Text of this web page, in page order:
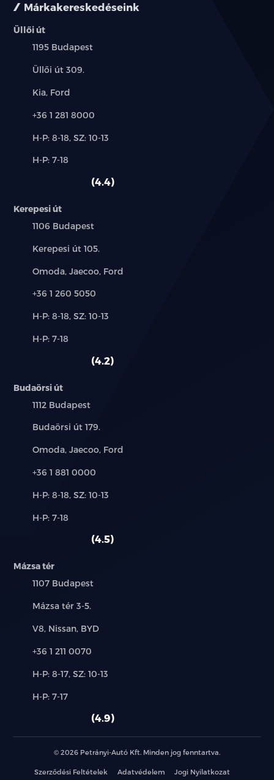
Márkakereskedéseink
Üllői út
Település:
1195 Budapest
Cím:
Üllői út 309.
Márkák:
Kia, Ford
Telefon:
+36 1 281 8000
Új-
használt
H-P: 8-18, SZ: 10-13
Alkatrész,
H-P: 7-18
4.4
Kerepesi út
Település:
1106 Budapest
Cím:
Kerepesi út 105.
Márkák:
Omoda, Jaecoo, Ford
Telefon:
+36 1 260 5050
Új-
használt
H-P: 8-18, SZ: 10-13
Alkatrész,
H-P: 7-18
4.2
Budaörsi út
Település:
1112 Budapest
Cím:
Budaörsi út 179.
Márkák:
Omoda, Jaecoo, Ford
Telefon:
+36 1 881 0000
Új-
használt
H-P: 8-18, SZ: 10-13
Alkatrész,
H-P: 7-18
4.5
Mázsa tér
Település:
1107 Budapest
Cím:
Mázsa tér 3-5.
Márkák:
V8, Nissan, BYD
Telefon:
+36 1 211 0070
Új-
használt
H-P: 8-17, SZ: 10-13
Alkatrész,
H-P: 7-17
4.9
© 2026 Petrányi-Autó Kft. Minden jog fenntartva.
Szerződési Feltételek Adatvédelem Jogi Nyilatkozat